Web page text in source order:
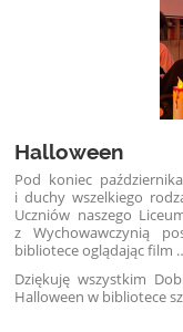
Halloween
Pod koniec
i duchy wszelkiego
Uczniów naszego
z Wychowawczynią
bibliotece oglądając film
Dziękuję wszystkim
Halloween w bibliotece